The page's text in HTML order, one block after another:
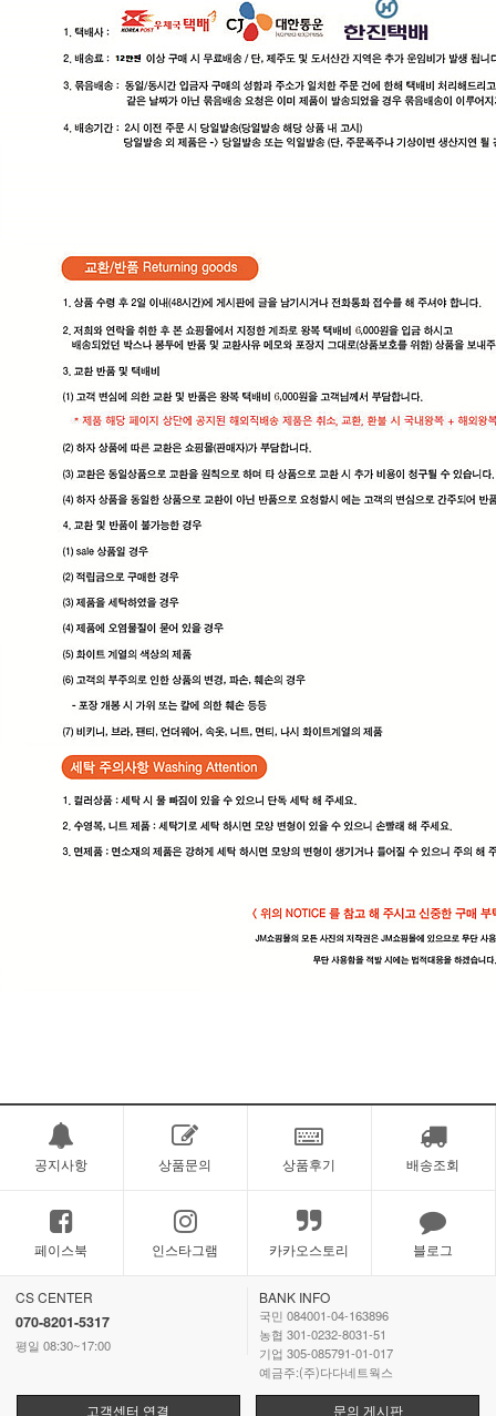
공지사항 상품문의 상품후기 배송조회
페이스북 인스타그램 카카오스토리 블로그
CS CENTER
070-8201-5317
평일 08:30~17:00
고객센터 연결
BANK INFO
국민 084001-04-163896
농협 301-0232-8031-51
기업 305-085791-01-017
예금주:(주)다다네트웍스
문의 게시판